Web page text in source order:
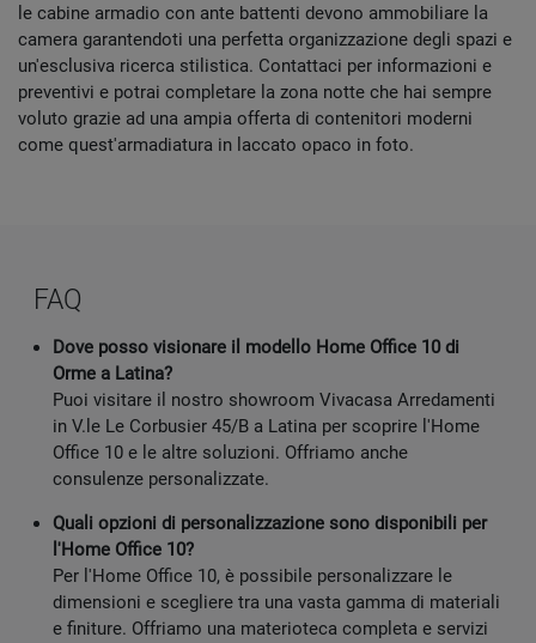
le cabine armadio con ante battenti devono ammobiliare la
camera garantendoti una perfetta organizzazione degli spazi e
un'esclusiva ricerca stilistica. Contattaci per informazioni e
preventivi e potrai completare la zona notte che hai sempre
voluto grazie ad una ampia offerta di contenitori moderni
come quest'armadiatura in laccato opaco in foto.
FAQ
Dove posso visionare il modello Home Office 10 di
Orme a Latina?
Puoi visitare il nostro showroom Vivacasa Arredamenti
in V.le Le Corbusier 45/B a Latina per scoprire l'Home
Office 10 e le altre soluzioni. Offriamo anche
consulenze personalizzate.
Quali opzioni di personalizzazione sono disponibili per
l'Home Office 10?
Per l'Home Office 10, è possibile personalizzare le
dimensioni e scegliere tra una vasta gamma di materiali
e finiture. Offriamo una materioteca completa e servizi